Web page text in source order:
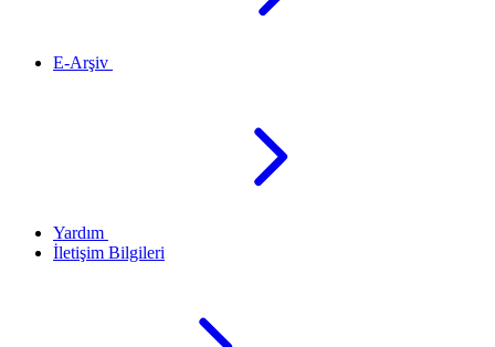
E-Arşiv
Yardım
İletişim Bilgileri